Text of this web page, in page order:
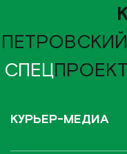
СПЕЦ
КУРЬЕР-МЕДИА